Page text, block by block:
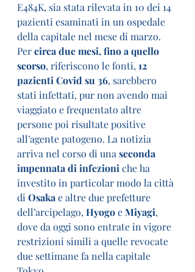
E484K, sia stata rilevata in 10 dei 14
pazienti esaminati in un ospedale
della capitale nel mese di marzo.
Per circa due mesi, fino a quello
scorso, riferiscono le fonti, 12
pazienti Covid su 36, sarebbero
stati infettati, pur non avendo mai
viaggiato e frequentato altre
persone poi risultate positive
all’agente patogeno. La notizia
arriva nel corso di una seconda
impennata di infezioni che ha
investito in particolar modo la città
di Osaka e altre due prefetture
dell’arcipelago, Hyogo e Miyagi,
dove da oggi sono entrate in vigore
restrizioni simili a quelle revocate
due settimane fa nella capitale